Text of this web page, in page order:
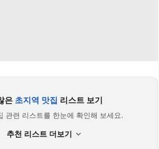
은 초지역 맛집 리스트 보기
관련 리스트를 한눈에 확인해 보세요.
추천 리스트 더보기